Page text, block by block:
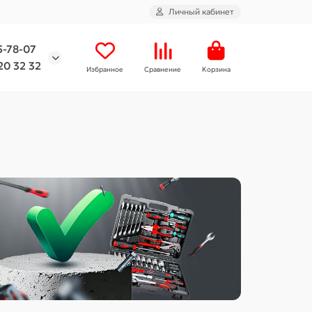
Личный кабинет
78-07
32 32
Избранное Сравнение Корзина